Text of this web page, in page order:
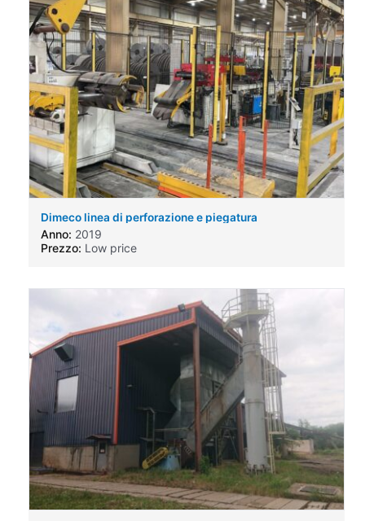
Dimeco linea di perforazione e piegatura
Anno: 2019
Prezzo: Low price